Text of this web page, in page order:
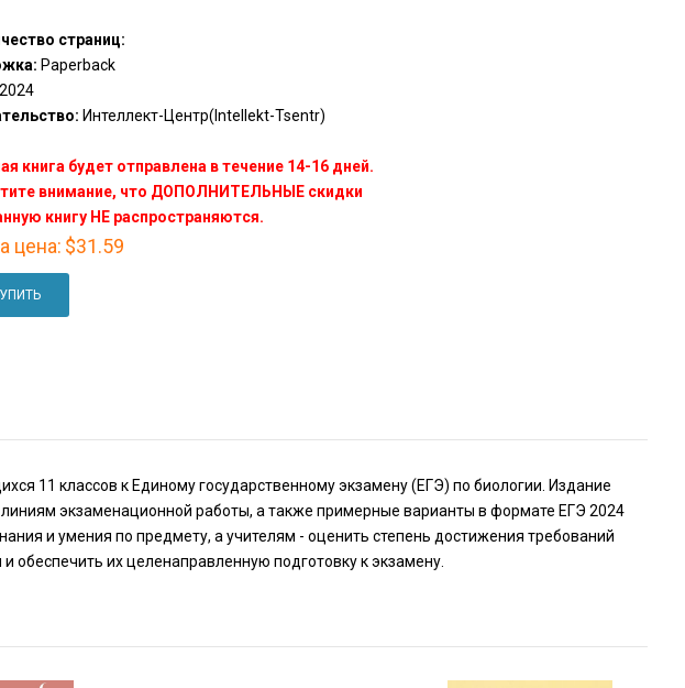
страниц:
Paperback
2024
Интеллект-Центр(Intellekt-Tsentr)
книга будет отправлена в течение 14-16 дней.
внимание, что ДОПОЛНИТЕЛЬНЫЕ скидки
книгу НЕ распространяются.
цена: $31.59
11 классов к Единому государственному экзамену (ЕГЭ) по биологии. Издание
экзаменационной работы, а также примерные варианты в формате ЕГЭ 2024
и умения по предмету, а учителям - оценить степень достижения требований
их целенаправленную подготовку к экзамену.